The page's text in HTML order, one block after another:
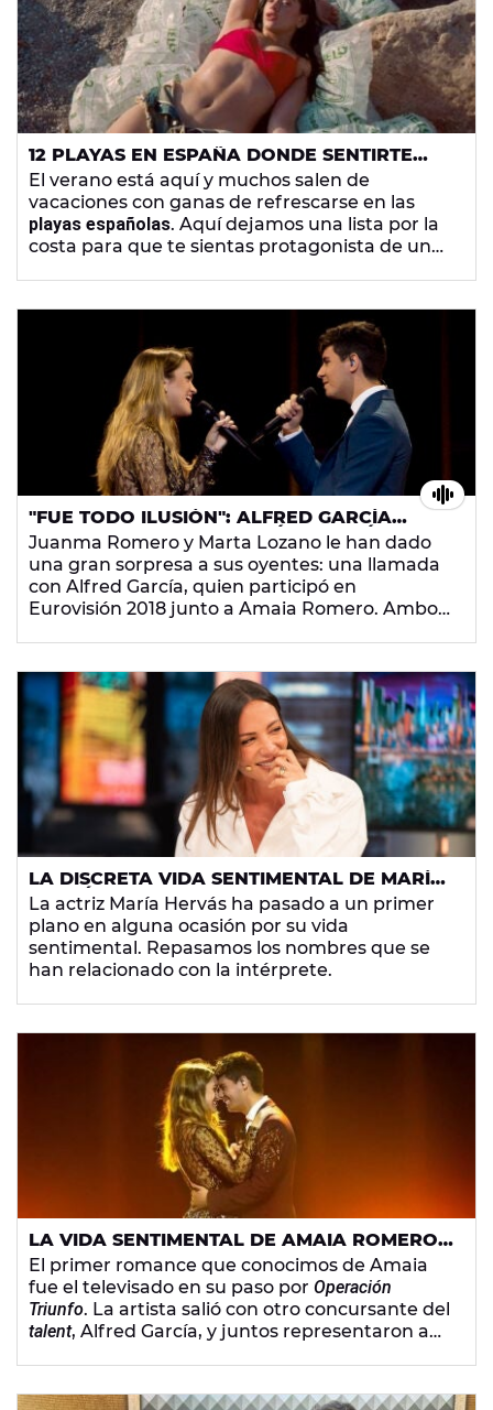
12 PLAYAS EN ESPAÑA DONDE SENTIRTE
PROTAGONISTA DE UN VIDEOCLIP
El verano está aquí y muchos salen de
vacaciones con ganas de refrescarse en las
playas españolas. Aquí dejamos una lista por la
costa para que te sientas protagonista de un
"FUE TODO ILUSIÓN": ALFRED GARCÍA
CUENTA EN 'ME PONES' CÓMO VIVIÓ SU
EXPERIENCIA EN EUROVISIÓN
Juanma Romero y Marta Lozano le han dado
una gran sorpresa a sus oyentes: una llamada
con Alfred García, quien participó en
Eurovisión 2018 junto a Amaia Romero. Ambos
cariño.
LA DISCRETA VIDA SENTIMENTAL DE MARÍA
HERVÁS: DE SU POSIBLE ROMANCE CON
ALFRED GARCÍA A SER RELACIONADA CON
DANI MARTÍN
La actriz María Hervás ha pasado a un primer
plano en alguna ocasión por su vida
sentimental. Repasamos los nombres que se
han relacionado con la intérprete.
LA VIDA SENTIMENTAL DE AMAIA ROMERO:
DEL CANTANTE DE CAROLINA DURANTE A
SU DIRECTOR MUSICAL
El primer romance que conocimos de Amaia
fue el televisado en su paso por Operación
Triunfo. La artista salió con otro concursante del
talent, Alfred García, y juntos representaron a
otros reconocidos rostros de la música.